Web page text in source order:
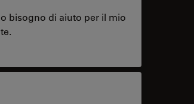
bisogno di aiuto per il mio